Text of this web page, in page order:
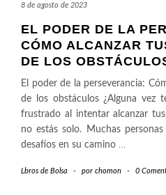
8 de agosto de 2023
EL PODER DE LA
CÓMO ALCANZAR
DE LOS
El poder de la perseverancia:
de los obstáculos ¿Alguna vez
frustrado al intentar alcanzar
no estás solo. Muchas
desafíos en su camino …
Lbros de Bolsa - por chomon - 0